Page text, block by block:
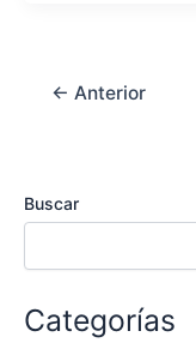
← Anterior
Buscar
Categorías